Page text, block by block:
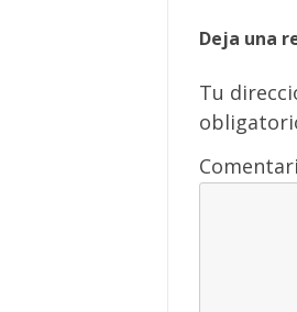
Deja una
Tu